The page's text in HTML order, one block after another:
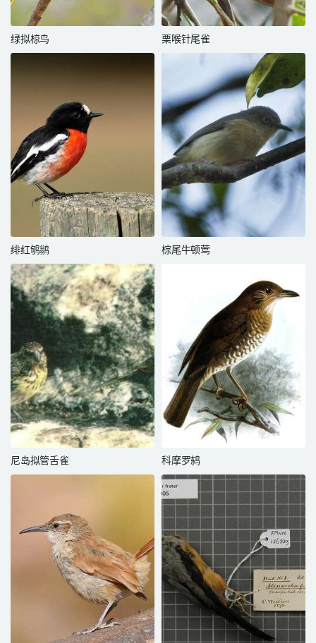
绿拟椋鸟 栗喉针尾雀
绯红鸲鹟 棕尾牛顿莺
尼岛拟管舌雀 科摩罗鸫